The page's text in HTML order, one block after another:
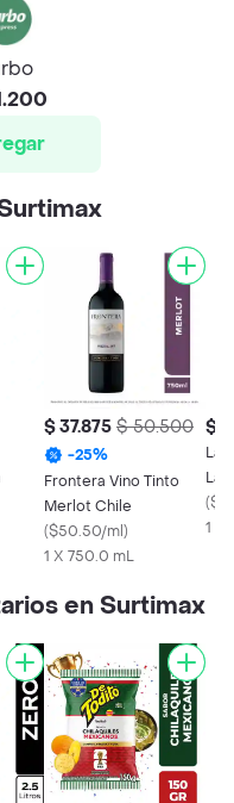
$ 37.875 $ 50.500
-25%
Frontera Vino Tinto
Merlot Chile
($50.50/ml)
1 X 750.0 mL
$
La
(
1 X
en Surtimax